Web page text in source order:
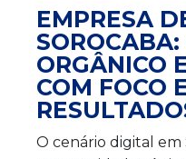
EMPRESA
ORGÂNICO
COM FOCO
O cenário digital em